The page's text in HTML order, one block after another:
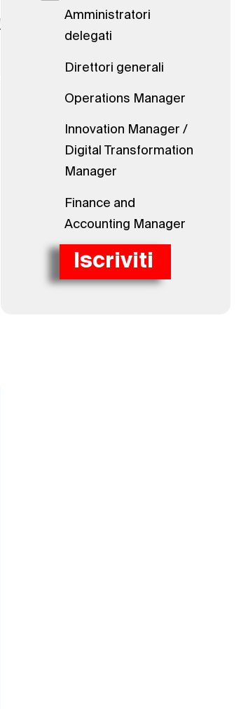
Amministratori
delegati
Direttori generali
Operations Manager
Innovation Manager /
Digital Transformation
Manager
Finance and
Accounting Manager
Iscriviti